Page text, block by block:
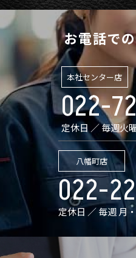
お電話で
本社センター店
022-
定休日 ／ 毎週火
八幡町店
022-
定休日 ／ 毎週 月